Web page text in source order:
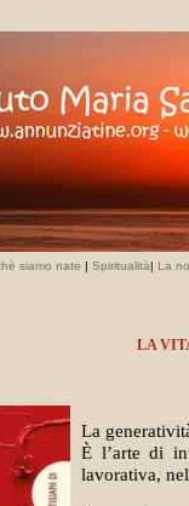
siamo nate | Spiritualità| La
LA
La
È l’arte di
lavorativa,